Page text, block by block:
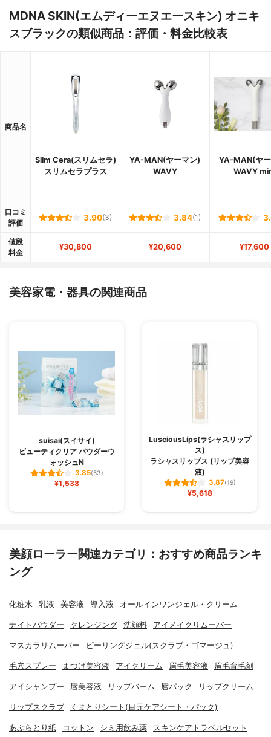
MDNA SKIN(エムディーエヌエースキン) オニキ
スブラックの類似商品：評価・料金比較表
商品名
Slim Cera(スリムセラ)
スリムセラプラス
YA-MAN(ヤーマン)
WAVY
YA-MAN(ヤ
WAVY
口コミ
評価
3.90(3) 3.84(1)
値段
料金
¥30,800 ¥20,600 ¥17,600
美容家電・器具の関連商品
suisai(スイサイ)
ビューティクリア パウダーウ
ォッシュN
3.85(53)
¥1,538
LusciousLips(ラシャスリップ
ス)
ラシャスリップス (リップ美容
液)
3.87(19)
¥5,618
美顔ローラー関連カテゴリ：おすすめ商品ランキ
ング
化粧水 乳液 美容液 導入液 オールインワンジェル・クリーム
ナイトパウダー クレンジング 洗顔料 アイメイクリムーバー
マスカラリムーバー ピーリングジェル(スクラブ・ゴマージュ)
毛穴スプレー まつげ美容液 アイクリーム 眉毛美容液 眉毛育毛剤
アイシャンプー 唇美容液 リップバーム 唇パック リップクリーム
リップスクラブ くまとりシート(目元ケアシート・パック)
あぶらとり紙 コットン シミ用飲み薬 スキンケアトラベルセット